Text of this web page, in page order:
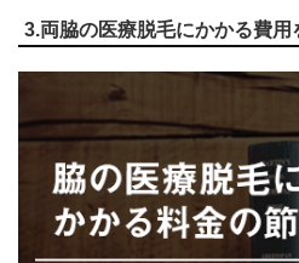
3.両脇の医療脱毛にかかる費用